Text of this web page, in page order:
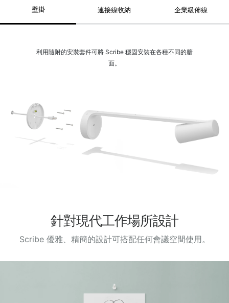
壁掛 連接線收納 企業級佈線
利用隨附的安裝套件可將 Scribe 穩固安裝在各種不同的牆
面。
針對現代工作場所設計
Scribe 優雅、精簡的設計可搭配任何會議空間使用。